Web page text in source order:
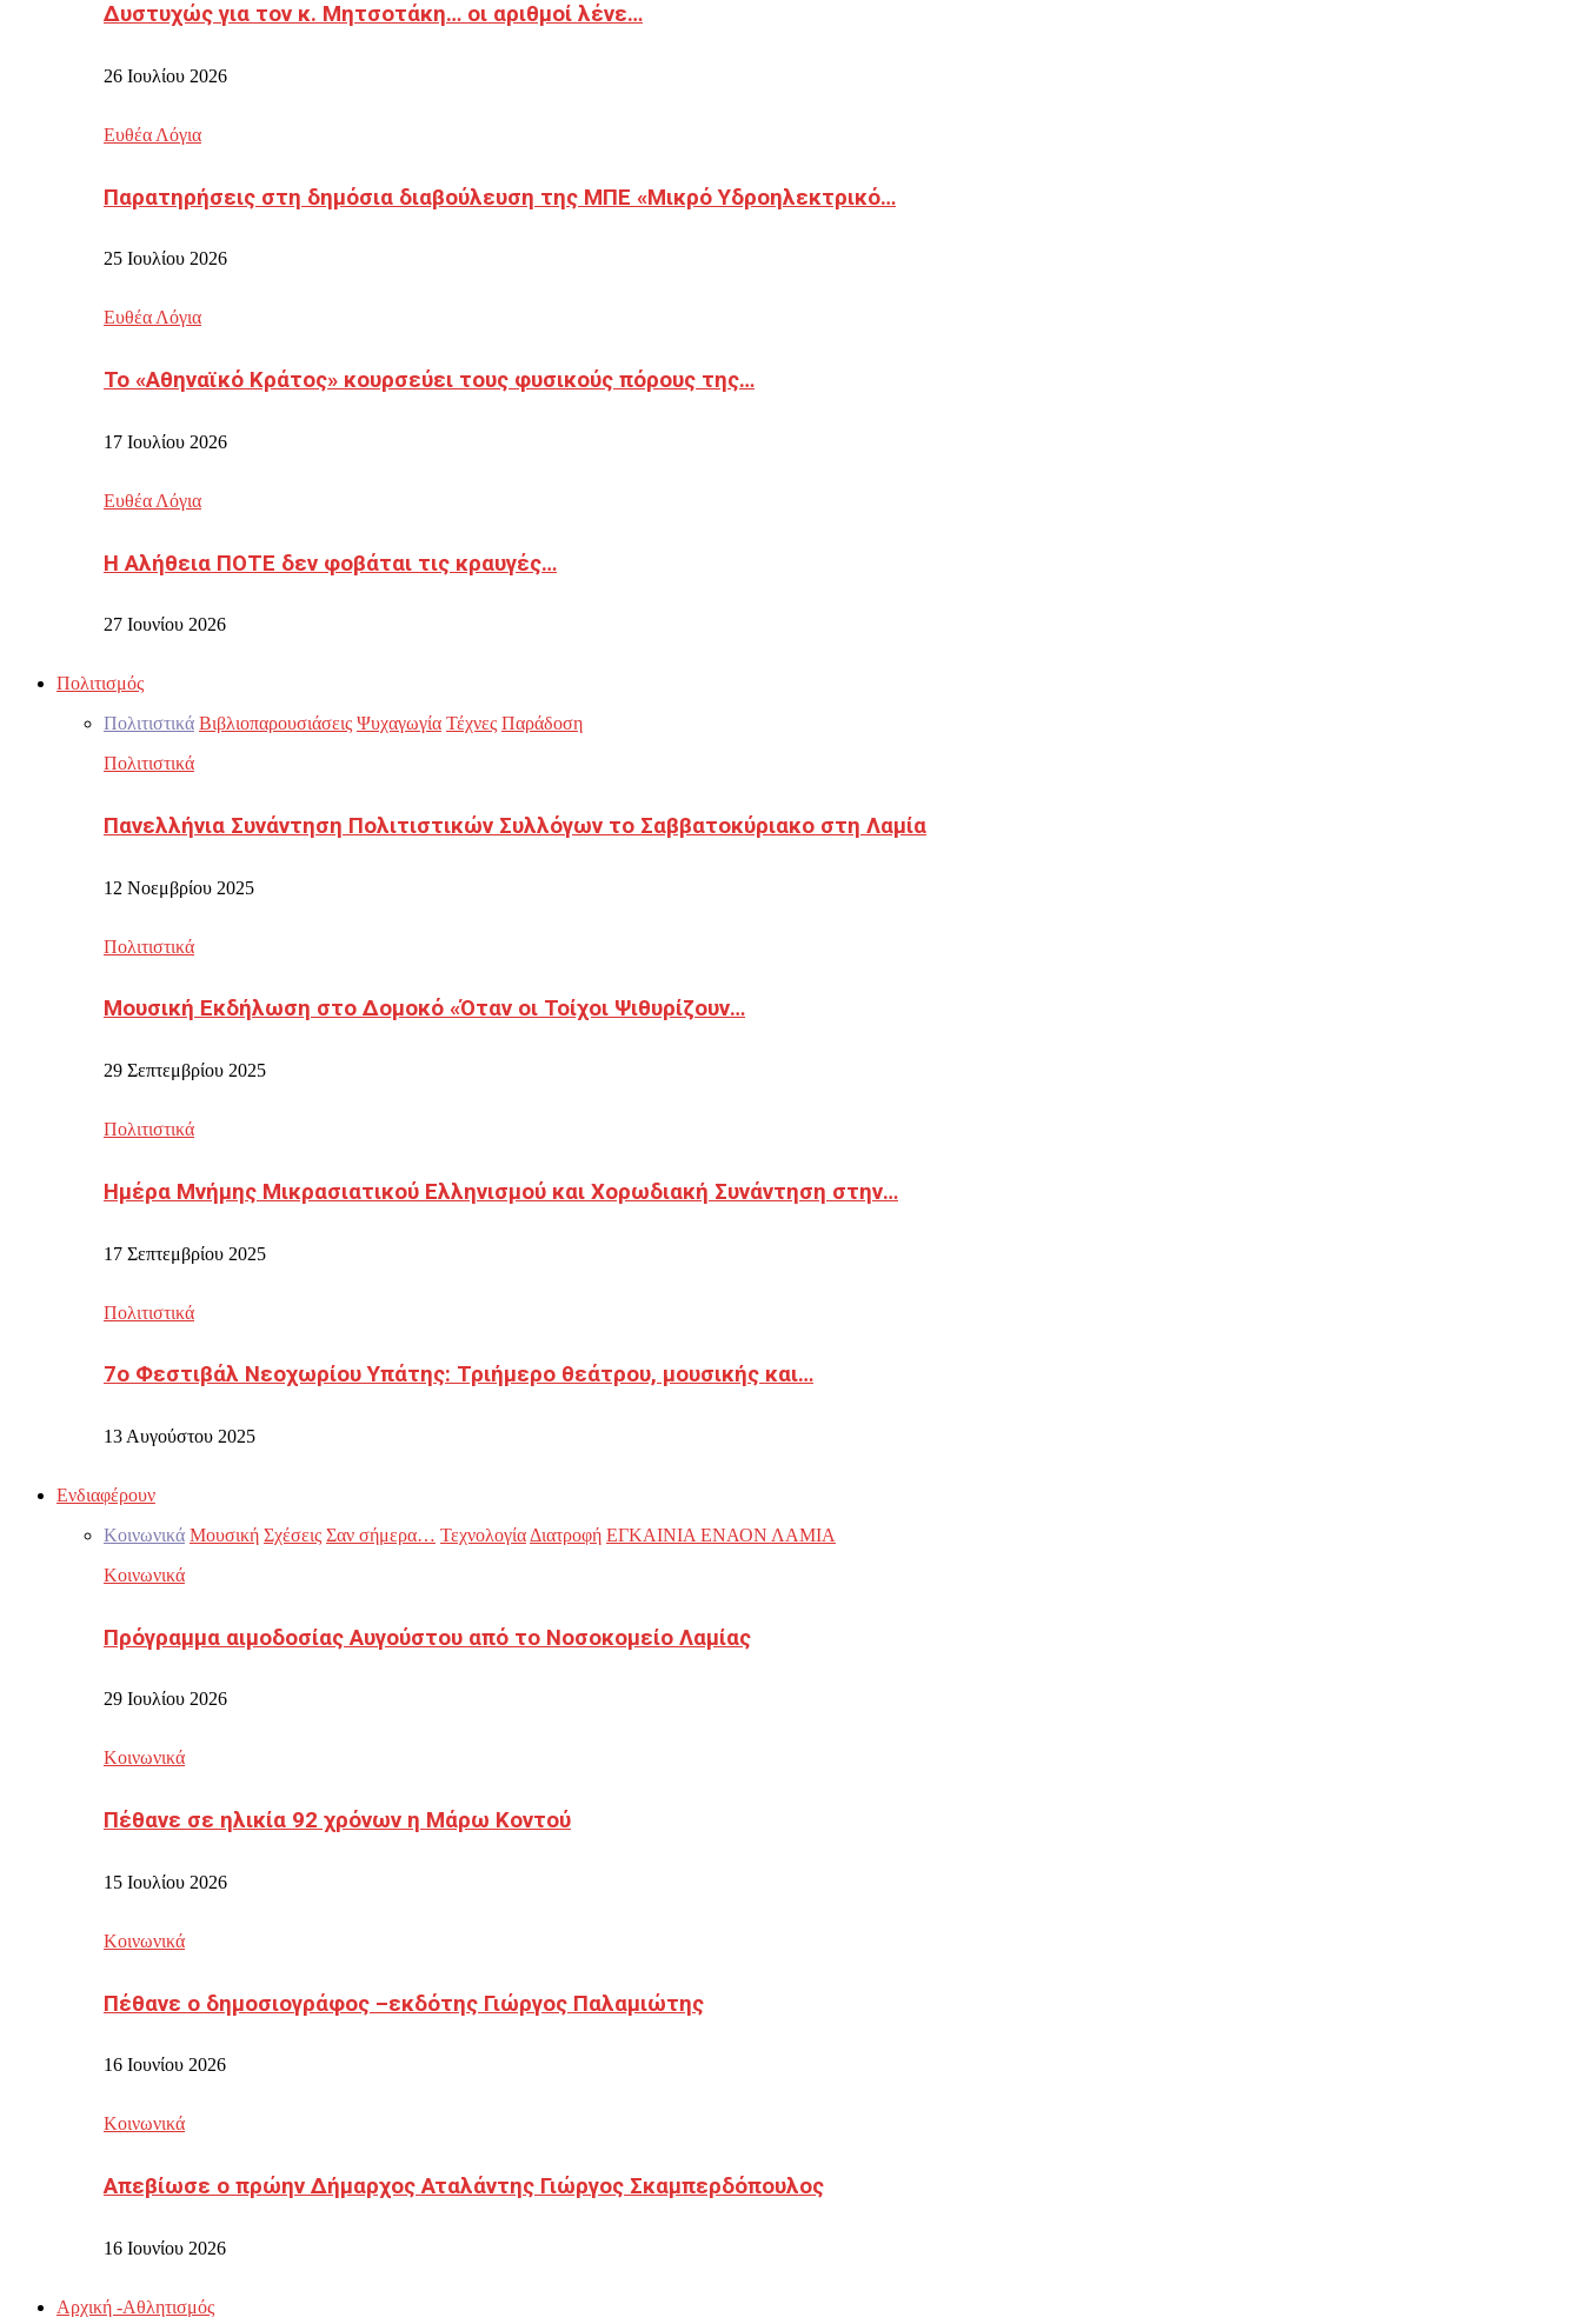
Δυστυχώς για τον κ. Μητσοτάκη… οι αριθμοί λένε…
26 Ιουλίου 2026
Ευθέα Λόγια
Παρατηρήσεις στη δημόσια διαβούλευση της ΜΠΕ «Μικρό Υδροηλεκτρικό…
25 Ιουλίου 2026
Ευθέα Λόγια
Το «Αθηναϊκό Κράτος» κουρσεύει τους φυσικούς πόρους της…
17 Ιουλίου 2026
Ευθέα Λόγια
Η Αλήθεια ΠΟΤΕ δεν φοβάται τις κραυγές…
27 Ιουνίου 2026
Πολιτισμός
Πολιτιστικά Βιβλιοπαρουσιάσεις Ψυχαγωγία Τέχνες Παράδοση
Πολιτιστικά
Πανελλήνια Συνάντηση Πολιτιστικών Συλλόγων το Σαββατοκύριακο στη Λαμία
12 Νοεμβρίου 2025
Πολιτιστικά
Μουσική Εκδήλωση στο Δομοκό «Όταν οι Τοίχοι Ψιθυρίζουν…
29 Σεπτεμβρίου 2025
Πολιτιστικά
Ημέρα Μνήμης Μικρασιατικού Ελληνισμού και Χορωδιακή Συνάντηση στην…
17 Σεπτεμβρίου 2025
Πολιτιστικά
7ο Φεστιβάλ Νεοχωρίου Υπάτης: Τριήμερο θεάτρου, μουσικής και…
13 Αυγούστου 2025
Ενδιαφέρουν
Κοινωνικά Μουσική Σχέσεις Σαν σήμερα… Τεχνολογία Διατροφή ΕΓΚΑΙΝΙΑ ΕΝΑΟΝ ΛΑΜΙΑ
Κοινωνικά
Πρόγραμμα αιμοδοσίας Αυγούστου από το Νοσοκομείο Λαμίας
29 Ιουλίου 2026
Κοινωνικά
Πέθανε σε ηλικία 92 χρόνων η Μάρω Κοντού
15 Ιουλίου 2026
Κοινωνικά
Πέθανε ο δημοσιογράφος –εκδότης Γιώργος Παλαμιώτης
16 Ιουνίου 2026
Κοινωνικά
Απεβίωσε ο πρώην Δήμαρχος Αταλάντης Γιώργος Σκαμπερδόπουλος
16 Ιουνίου 2026
Αρχική -Αθλητισμός